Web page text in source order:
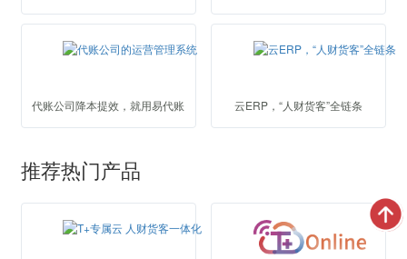
代账公司降本提效，就用易代账 云ERP，“人财货客”全链条
推荐热门产品